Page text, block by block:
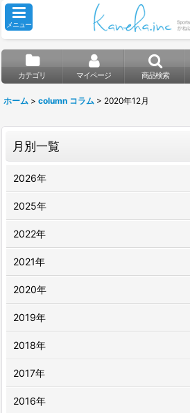
メニュー
カテゴリ マイページ 商品検索
ホーム > column コラム > 2020年12月
月別一覧
2026年
2025年
2022年
2021年
2020年
2019年
2018年
2017年
2016年